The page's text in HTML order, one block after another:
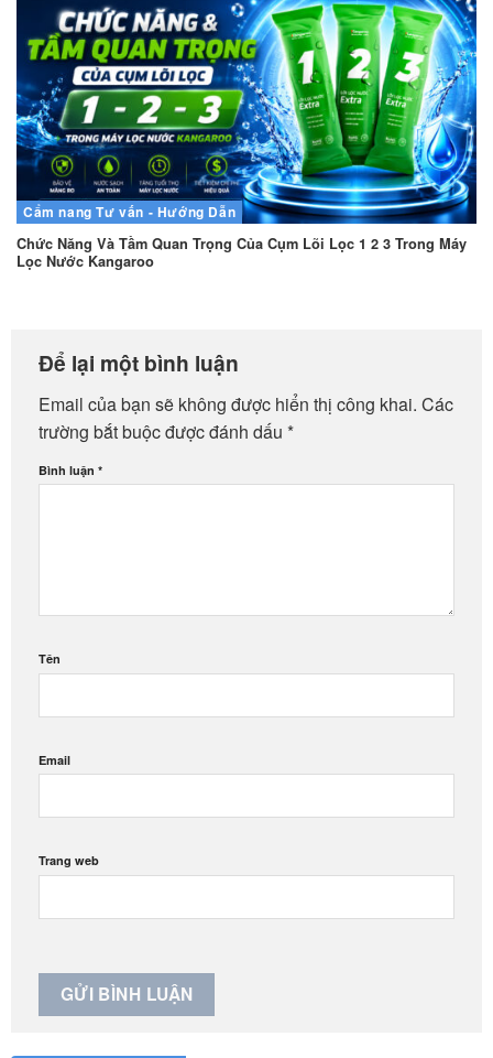
Cẩm nang Tư vấn - Hướng Dẫn
Chức Năng Và Tầm Quan Trọng Của Cụm Lõi Lọc 1 2 3 Trong Máy
Lọc Nước Kangaroo
Để lại một bình luận
Email của bạn sẽ không được hiển thị công khai. Các
trường bắt buộc được đánh dấu *
Bình luận *
Tên
Email
Trang web